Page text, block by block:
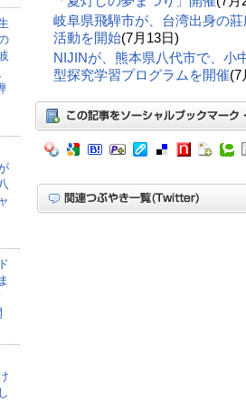
岐阜県飛騨市が、台湾出身の
活動を開始(7月13日)
NIJINが、熊本県八代市で、小
型探究学習プログラムを開催(7